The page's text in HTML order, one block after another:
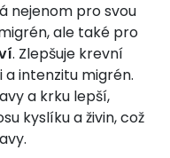
nejenom pro svou
ale také pro
. Zlepšuje krevní
intenzitu migrén.
a krku lepší,
kyslíku a živin, což